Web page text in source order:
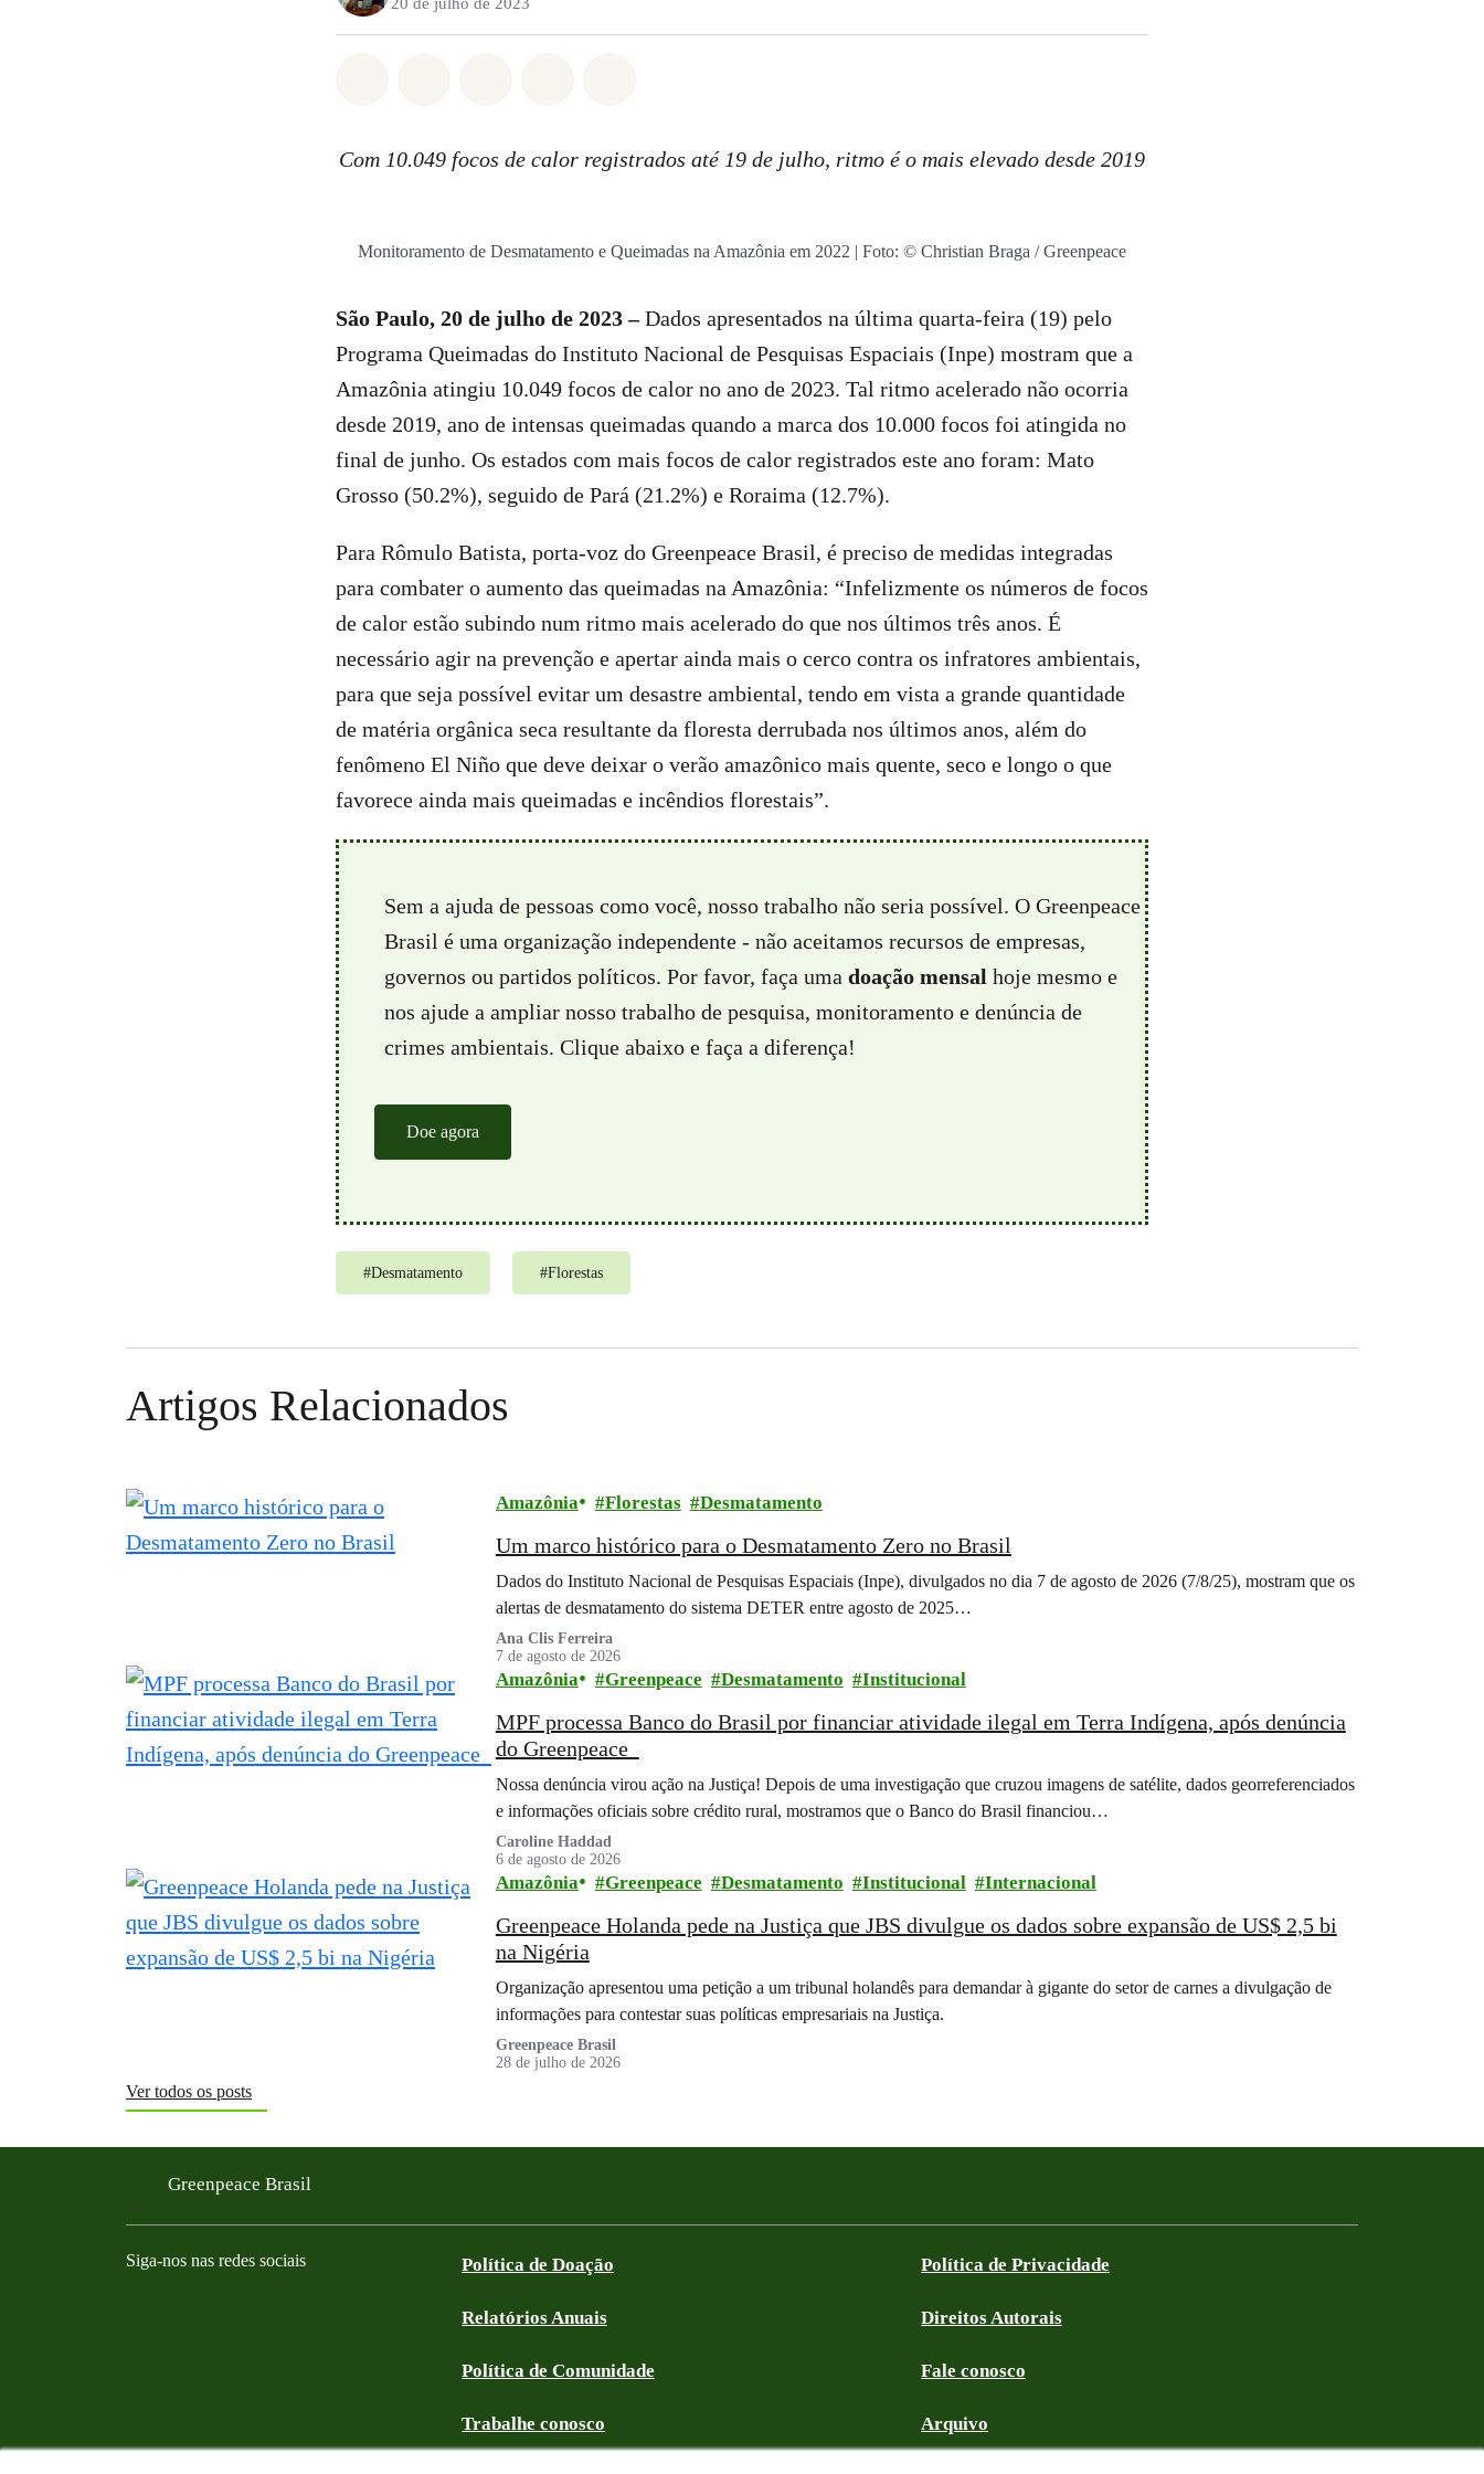
Com 10.049 focos de calor registrados até 19 de julho, ritmo é o mais elevado desde 2019
Monitoramento de Desmatamento e Queimadas na Amazônia em 2022 | Foto: © Christian Braga / Greenpeace
São Paulo, 20 de julho de 2023 –Dados apresentados na última quarta-feira (19) pelo
Programa Queimadas do Instituto Nacional de Pesquisas Espaciais (Inpe) mostram que a
Amazônia atingiu 10.049 focos de calor no ano de 2023. Tal ritmo acelerado não ocorria
desde 2019, ano de intensas queimadas quando a marca dos 10.000 focos foi atingida no
final de junho. Os estados com mais focos de calor registrados este ano foram: Mato
Grosso (50.2%), seguido de Pará (21.2%) e Roraima (12.7%).
Para Rômulo Batista, porta-voz do Greenpeace Brasil, é preciso de medidas integradas
para combater o aumento das queimadas na Amazônia: “Infelizmente os números de focos
de calor estão subindo num ritmo mais acelerado do que nos últimos três anos. É
necessário agir na prevenção e apertar ainda mais o cerco contra os infratores ambientais,
para que seja possível evitar um desastre ambiental, tendo em vista a grande quantidade
de matéria orgânica seca resultante da floresta derrubada nos últimos anos, além do
fenômeno El Niño que deve deixar o verão amazônico mais quente, seco e longo o que
favorece ainda mais queimadas e incêndios florestais”.
Sem a ajuda de pessoas como você, nosso trabalho não seria possível. O Greenpeace
Brasil é uma organização independente - não aceitamos recursos de empresas,
governos ou partidos políticos. Por favor, faça uma doação mensal hoje mesmo e
nos ajude a ampliar nosso trabalho de pesquisa, monitoramento e denúncia de
crimes ambientais. Clique abaixo e faça a diferença!
Doe agora
#Desmatamento #Florestas
Artigos Relacionados
Amazônia Florestas Desmatamento
Um marco histórico para o Desmatamento Zero no Brasil
Dados do Instituto Nacional de Pesquisas Espaciais (Inpe), divulgados no dia 7 de agosto de 2026 (7/8/25), mostram que os
alertas de desmatamento do sistema DETER entre agosto de 2025…
Ana Clis Ferreira
7 de agosto de 2026
Amazônia Greenpeace Desmatamento Institucional
MPF processa Banco do Brasil por financiar atividade ilegal em Terra Indígena, após denúncia
do Greenpeace
Nossa denúncia virou ação na Justiça! Depois de uma investigação que cruzou imagens de satélite, dados georreferenciados
e informações oficiais sobre crédito rural, mostramos que o Banco do Brasil financiou…
Caroline Haddad
6 de agosto de 2026
Amazônia Greenpeace Desmatamento Institucional Internacional
Greenpeace Holanda pede na Justiça que JBS divulgue os dados sobre expansão de US$ 2,5 bi
na Nigéria
Organização apresentou uma petição a um tribunal holandês para demandar à gigante do setor de carnes a divulgação de
informações para contestar suas políticas empresariais na Justiça.
Greenpeace Brasil
28 de julho de 2026
Ver todos os posts
Greenpeace Brasil
Siga-nos nas redes sociais Política de Doação
Relatórios Anuais
Política de Comunidade
Trabalhe conosco
Política de Privacidade
Direitos Autorais
Fale conosco
Arquivo